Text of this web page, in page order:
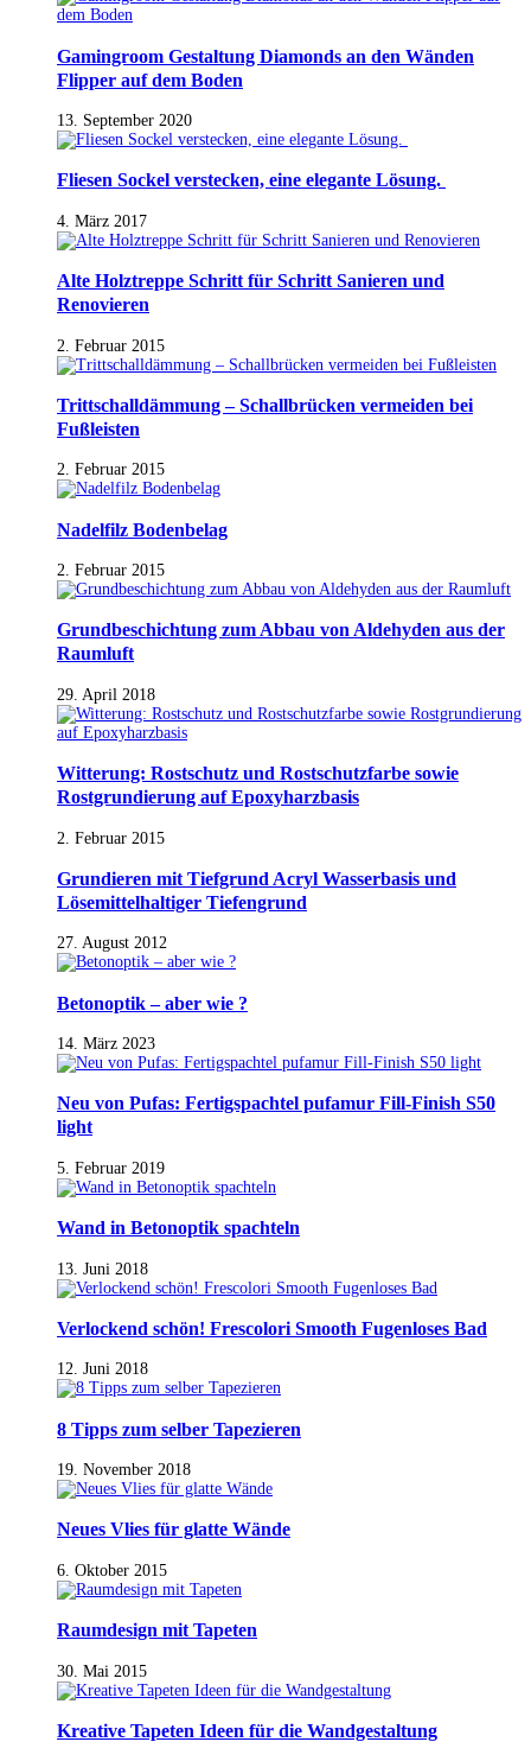
Gamingroom Gestaltung Diamonds an den Wänden
Flipper auf dem Boden
13. September 2020
Fliesen Sockel verstecken, eine elegante Lösung.
4. März 2017
Alte Holztreppe Schritt für Schritt Sanieren und
Renovieren
2. Februar 2015
Trittschalldämmung – Schallbrücken vermeiden bei
Fußleisten
2. Februar 2015
Nadelfilz Bodenbelag
2. Februar 2015
Grundbeschichtung zum Abbau von Aldehyden aus der
Raumluft
29. April 2018
Witterung: Rostschutz und Rostschutzfarbe sowie
Rostgrundierung auf Epoxyharzbasis
2. Februar 2015
Grundieren mit Tiefgrund Acryl Wasserbasis und
Lösemittelhaltiger Tiefengrund
27. August 2012
Betonoptik – aber wie ?
14. März 2023
Neu von Pufas: Fertigspachtel pufamur Fill-Finish S50
light
5. Februar 2019
Wand in Betonoptik spachteln
13. Juni 2018
Verlockend schön! Frescolori Smooth Fugenloses Bad
12. Juni 2018
8 Tipps zum selber Tapezieren
19. November 2018
Neues Vlies für glatte Wände
6. Oktober 2015
Raumdesign mit Tapeten
30. Mai 2015
Kreative Tapeten Ideen für die Wandgestaltung